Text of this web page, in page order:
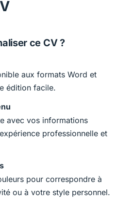
ce CV ?
aux formats Word et
édition facile.
avec vos informations
professionnelle et
pour correspondre à
ou à votre style personnel.